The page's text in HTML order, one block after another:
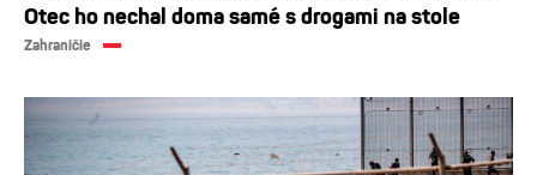
Otec ho nechal doma samé s drogami na stole
Zahraničie